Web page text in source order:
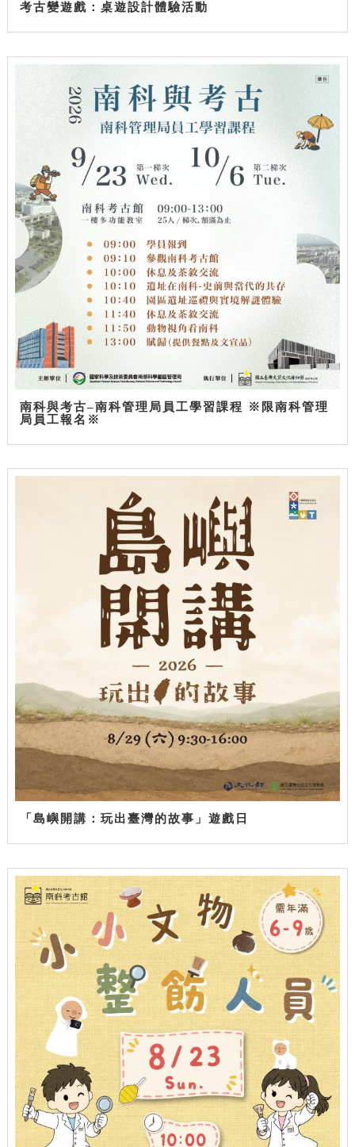
考古變遊戲：桌遊設計體驗活動
南科與考古–南科管理局員工學習課程 ※限南科管理
局員工報名※
「島嶼開講：玩出臺灣的故事」遊戲日